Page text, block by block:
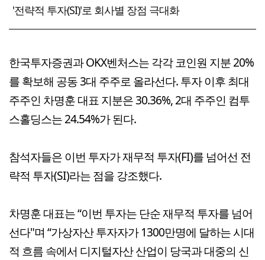
'전략적 투자(SI)'로 회사별 장점 극대화
한국투자증권과 OKX벤처스는 각각 코인원 지분 20%
를 확보해 공동 3대 주주로 올라선다. 투자 이후 최대
주주인 차명훈 대표 지분은 30.36%, 2대 주주인 컴투
스홀딩스는 24.54%가 된다.
참석자들은 이번 투자가 재무적 투자(FI)를 넘어선 전
략적 투자(SI)라는 점을 강조했다.
차명훈 대표는 “이번 투자는 단순 재무적 투자를 넘어
선다"며 “가상자산 투자자가 1300만명에 달하는 시대
적 흐름 속에서 디지털자산 산업이 당국과 대중의 신